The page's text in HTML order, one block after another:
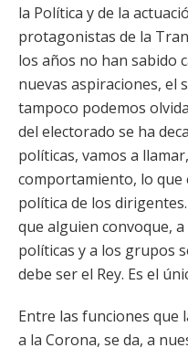
la Política y de la
protagonistas de la
los años no han sabido
nuevas aspiraciones, el
tampoco podemos
del electorado se ha
políticas, vamos a
comportamiento, lo que
política de los
que alguien convoque,
políticas y a los grupos
debe ser el Rey. Es el
Entre las funciones que
a la Corona, se da, a